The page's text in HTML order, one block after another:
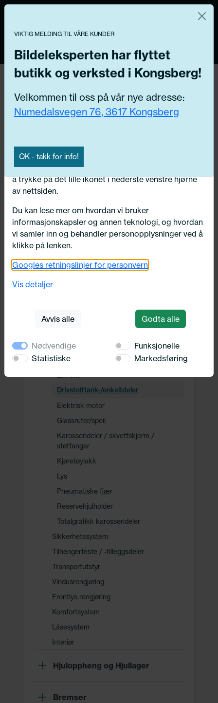
Få riktig del til bilen din ved å legge inn
N
Velg kjøretøy
Drivverk
Motor, Drivstoff og Eksos
Karosseri, tilbehør og diverse
Karosseri
Bilens bakdel
Bilfront
Drivstofftank-/enkeltdeler
Elektrisk motor
Glassruter/speil
Karosserideler / skvettskjerm /
støtfanger
Kjøretøylakk
Lys
Pneumatiske fjær
Reservehjulholder
Totalgrafikk karosserideler
Sikkerhetssystem
Tilhengerfeste / -tilleggsdeler
Transportutstyr
Vindusrengjøring
Frontlys rengjøring
Komfortsystem
Låsesystem
Interiør
Hjuloppheng og Hjullager
Bremser
Vi og våre forretningspartnere bruker teknologier,
inkludert informasjonskapsler/«cookies» til å samle
informasjon om deg for forskjellige formål, inkludert:
Funksjonelle, Statistiske, Markedsføring
Ved å trykke «Godta» gir du din tillatelse til alle disse
formålene. Du kan også velge formålet du vil
innstillingene».
Du kan trekke tilbake samtykket ditt til enhver tid ved
å trykke på det lille ikonet i nederste venstre hjørne
av nettsiden.
Du kan lese mer om hvordan vi bruker
informasjonskapsler og annen teknologi, og hvordan
vi samler inn og behandler personopplysninger ved å
klikke på lenken.
Googles retningslinjer for personvern
Vis detaljer
Avvis alle Godta alle
Nødvendige
Funksjonelle
Statistiske
Markedsføring
VIKTIG MELDING TIL VÅRE KUNDER
Bildeleksperten har flyttet
butikk og verksted i Kongsberg!
Velkommen til oss på vår nye adresse:
Numedalsvegen 76, 3617 Kongsberg
OK - takk for info!